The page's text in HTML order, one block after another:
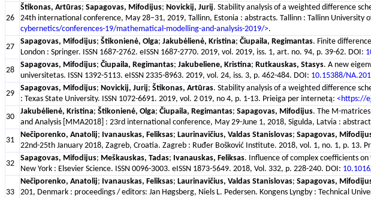
26
Štikonas, Artūras; Sapagovas, Mifodijus; Novickij, Jurij. Stability analysis of a weighted difference
24th international conference, May 28–31, 2019, Tallinn, Estonia : abstracts. Tallinn : Tallinn University
cybernetics/conferences-19/mathematical-modelling-and-analysis-2019/>.
27
Sapagovas, Mifodijus; Štikonienė, Olga; Jakubėlienė, Kristina; Čiupaila, Regimantas. Finite
London : Springer. ISSN 1687-2762. eISSN 1687-2770. 2019, vol. 2019, iss. 1, art. no. 94, p. 39-62. DOI:
28
Sapagovas, Mifodijus; Čiupaila, Regimantas; Jakubeliene, Kristina; Rutkauskas, Stasys. A new
universitetas. ISSN 1392-5113. eISSN 2335-8963. 2019, vol. 24, iss. 3, p. 462-484. DOI: 10.15388/
29
Sapagovas, Mifodijus; Novickij, Jurij; Štikonas, Artūras. Stability analysis of a weighted difference
: Texas State University. ISSN 1072-6691. 2019, vol. 2 019, no 4, p. 1-13. Prieiga per internetą: <https://
30
Jakubėlienė, Kristina; Štikonienė, Olga; Čiupaila, Regimantas; Sapagovas, Mifodijus. The M-
and Analysis [MMA2018] : 23rd international conference, May 29-June 1, 2018, Sigulda, Latvia :
31
Nečiporenko, Anatolij; Ivanauskas, Feliksas; Laurinavičius, Valdas Stanislovas; Sapagovas,
22nd-25th January 2018, Zagreb, Croatia. Zagreb : Ruđer Bošković Institute. 2018, vol. 1, no. 1, p. 13.
32
Sapagovas, Mifodijus; Meškauskas, Tadas; Ivanauskas, Feliksas. Influence of complex coefficients
New York : Elsevier Science. ISSN 0096-3003. eISSN 1873-5649. 2018, Vol. 332, p. 228-240. DOI:
33
Nečiporenko, Anatolij; Ivanauskas, Feliksas; Laurinavičius, Valdas Stanislovas; Sapagovas,
201, Denmark : proceedings / editors: Jan Høgsberg, Niels L. Pedersen. Kongens Lyngby : Technical